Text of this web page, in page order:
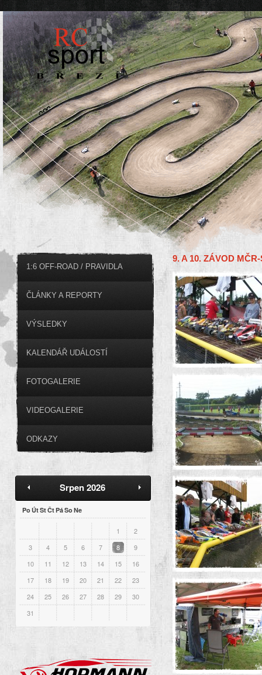
1:6 OFF-ROAD / PRAVIDLA
ČLÁNKY A REPORTY
VÝSLEDKY
KALENDÁŘ UDÁLOSTÍ
FOTOGALERIE
VIDEOGALERIE
ODKAZY
Srpen 2026
PoÚtStČtPáSoNe
1
2
3
4 5 6 7 8
9
10
11 12 13 14 15
16
17
18 19 20 21 22
23
24
25 26 27 28 29
30
31
9. A 10. ZÁVOD